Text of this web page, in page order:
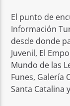
El punto de
Información
desde donde
Juvenil, El
Mundo de las
Funes, Galería
Santa Catalina